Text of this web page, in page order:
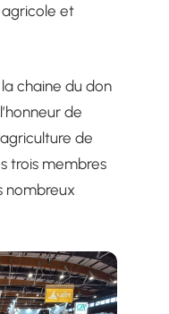
agricole et
chaine du don
de
de
trois membres
nombreux